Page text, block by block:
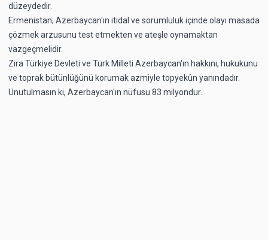
düzeydedir.
Ermenistan; Azerbaycan'ın itidal ve sorumluluk içinde olayı masada
çözmek arzusunu test etmekten ve ateşle oynamaktan
vazgeçmelidir.
Zira Türkiye Devleti ve Türk Milleti Azerbaycan'ın hakkını, hukukunu
ve toprak bütünlüğünü korumak azmiyle topyekûn yanındadır.
Unutulmasın ki, Azerbaycan'ın nüfusu 83 milyondur.